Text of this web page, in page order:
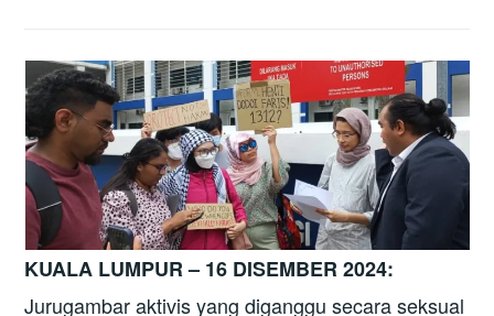
KUALA LUMPUR – 16 DISEMBER 2024:
Jurugambar aktivis yang diganggu secara seksual